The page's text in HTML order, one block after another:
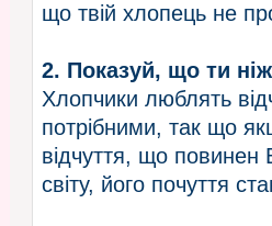
що твій хлопець не
2. Показуй, що ти
Хлопчики люблять
потрібними, так що
відчуття, що повинен
світу, його почуття